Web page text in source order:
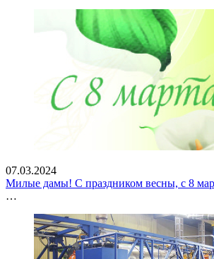
07.03.2024
Милые дамы! С праздником весны, с 8
…